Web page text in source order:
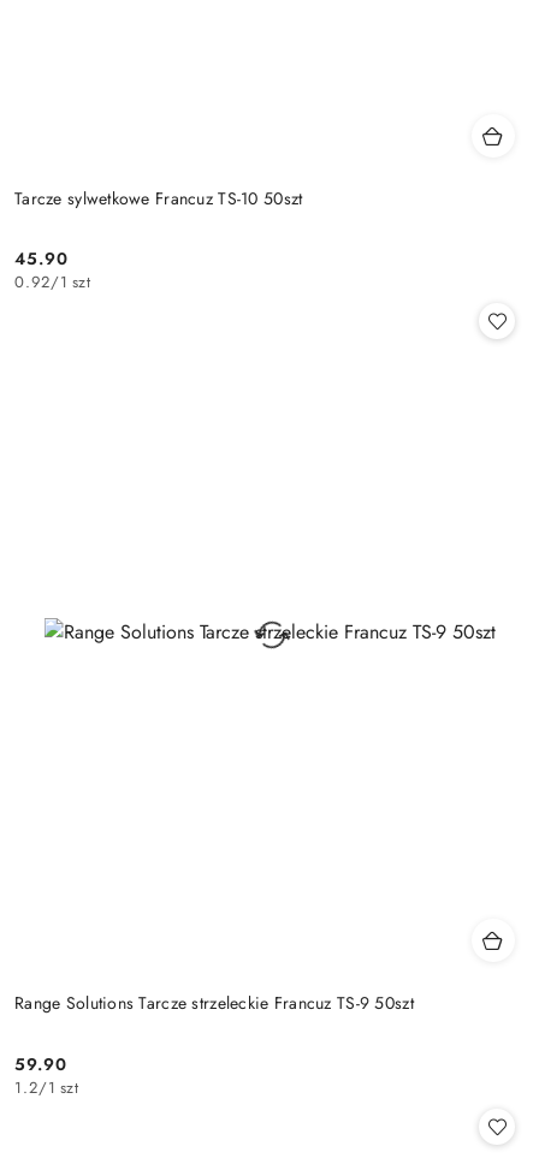
Tarcze sylwetkowe Francuz TS-10 50szt
Cena:
45.90
0.92/1 szt
Range Solutions Tarcze strzeleckie Francuz TS-9 50szt
Cena:
59.90
1.2/1 szt